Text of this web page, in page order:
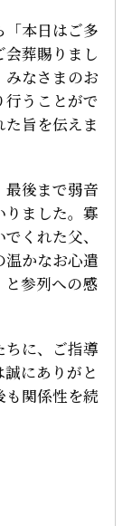
「本日はご多
葬賜りまし
みなさまのお
行うことがで
旨を伝えま
後まで弱音
りました。寡
くれた父、
温かなお心遣
と参列への感
ちに、ご指導
にありがと
も関係性を続